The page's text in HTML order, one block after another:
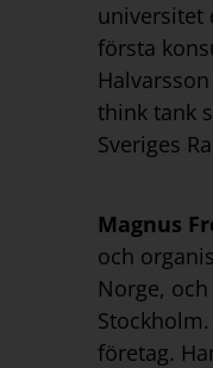
universitet
första
think tank
Sveriges
Magnus
och
Norge,
företag.